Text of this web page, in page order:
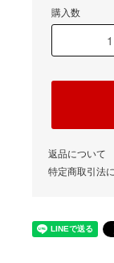
購入数
返品について
特定商取引法